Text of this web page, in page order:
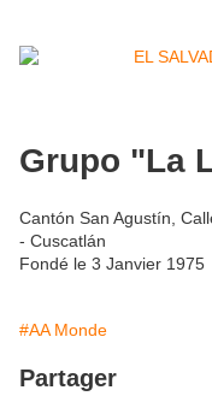
Grupo "La
Cantón San Agustín,
- Cuscatlán
Fondé le 3 Janvier 1975
#AA Monde
Partager